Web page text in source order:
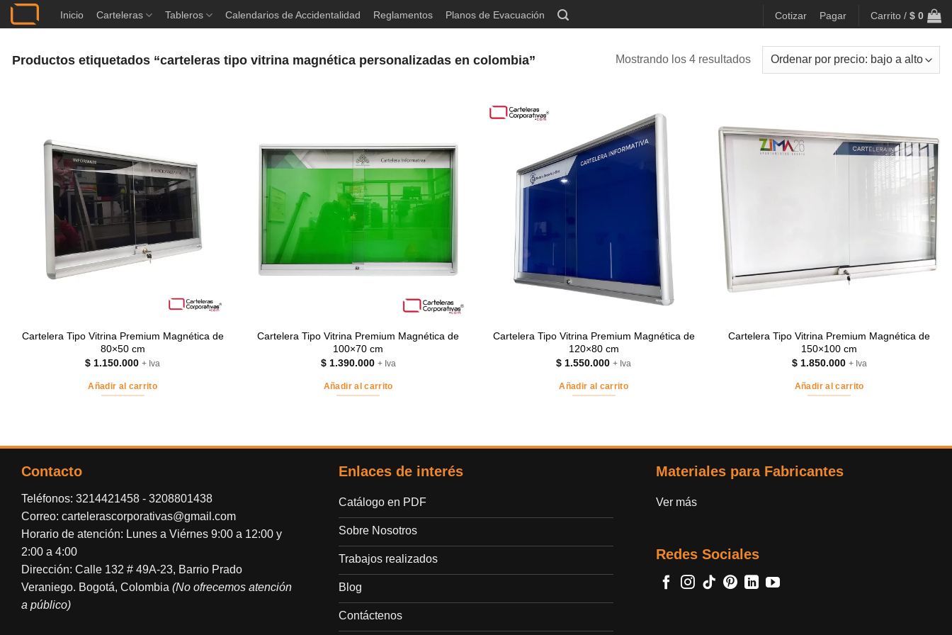
Saltar
al
Inicio Carteleras Tableros Calendarios de Accidentalidad Reglamentos Planos de Evacuación Cotizar Pagar Carrito / $ 0
Productos etiquetados “carteleras tipo vitrina magnética personalizadas en colombia” Mostrando los 4 resultadosOrdenado
por
a
alto
Cartelera Tipo Vitrina Premium Magnética de
80×50 cm
$ 1.150.000 + Iva
Añadir al carrito
Cartelera Tipo Vitrina Premium Magnética de
100×70 cm
$1.390.000 + Iva
Añadir al carrito
Cartelera Tipo Vitrina Premium Magnética de
120×80 cm
$ 1.550.000 + Iva
Añadir al carrito
Cartelera Tipo Vitrina Premium Magnética de
150×100 cm
$1.850.000 + Iva
Añadir al carrito
Contacto
Teléfonos: 3214421458 - 3208801438
Correo: cartelerascorporativas@gmail.com
Horario de atención: Lunes a Viérnes 9:00 a 12:00 y
2:00 a 4:00
Dirección: Calle 132 # 49A-23, Barrio Prado
Veraniego. Bogotá, Colombia (No ofrecemos atención
a público)
Enlaces de interés
Catálogo en PDF
Sobre Nosotros
Trabajos realizados
Blog
Contáctenos
Materiales para Fabricantes
Ver más
Redes Sociales